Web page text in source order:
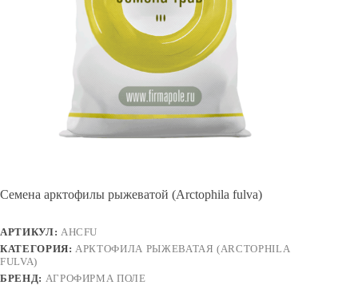
Семена арктофилы рыжеватой (Arctophila fulva)
АРТИКУЛ: AHCFU
КАТЕГОРИЯ: АРКТОФИЛА РЫЖЕВАТАЯ (ARCTOPHILA
FULVA)
БРЕНД: АГРОФИРМА ПОЛЕ